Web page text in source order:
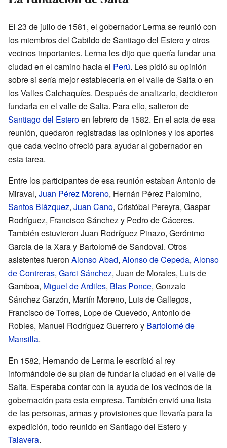
El 23 de julio de 1581, el gobernador Lerma se reunió con
los miembros del Cabildo de Santiago del Estero y otros
vecinos importantes. Lerma les dijo que quería fundar una
ciudad en el camino hacia el Perú. Les pidió su opinión
sobre si sería mejor establecerla en el valle de Salta o en
los Valles Calchaquíes. Después de analizarlo, decidieron
fundarla en el valle de Salta. Para ello, salieron de
Santiago del Esteroen febrero de 1582. En el acta de esa
reunión, quedaron registradas las opiniones y los aportes
que cada vecino ofreció para ayudar al gobernador en
esta tarea.
Entre los participantes de esa reunión estaban Antonio de
Miraval, Juan Pérez Moreno, Hernán Pérez Palomino,
Santos Blázquez, Juan Cano, Cristóbal Pereyra, Gaspar
Rodríguez, Francisco Sánchez y Pedro de Cáceres.
También estuvieron Juan Rodríguez Pinazo, Gerónimo
García de la Xara y Bartolomé de Sandoval. Otros
asistentes fueron Alonso Abad, Alonso de Cepeda, Alonso
de Contreras, Garci Sánchez, Juan de Morales, Luis de
Gamboa, Miguel de Ardiles, Blas Ponce, Gonzalo
Sánchez Garzón, Martín Moreno, Luis de Gallegos,
Francisco de Torres, Lope de Quevedo, Antonio de
Robles, Manuel Rodríguez Guerrero y Bartolomé de
Mansilla.
En 1582, Hernando de Lerma le escribió al rey
informándole de su plan de fundar la ciudad en el valle de
Salta. Esperaba contar con la ayuda de los vecinos de la
gobernación para esta empresa. También envió una lista
de las personas, armas y provisiones que llevaría para la
expedición, todo reunido en Santiago del Estero y
Talavera.